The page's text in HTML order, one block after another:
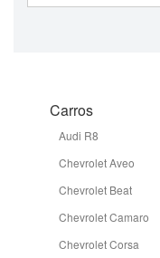
Carros
Audi R8
Chevrolet Aveo
Chevrolet Beat
Chevrolet Camaro
Chevrolet Corsa